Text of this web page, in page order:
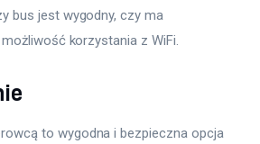
bus jest wygodny, czy ma
korzystania z WiFi.
to wygodna i bezpieczna opcja